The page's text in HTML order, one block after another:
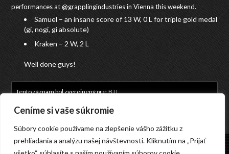
Ceníme si vaše súkromie
Súbory cookie používame na zlepšenie vášho zážitku z
prehliadania a analýzu našej návštevnosti. Kliknutím na „Prijať
performances at @grapplingindustries in Vienna this weekend.
Samuel – an insane score of 13 W, 0 L for triple gold medal
(gi, nogi, gi absolute)
Kraken – 2 W, 2 L
Well done guys!
Tento záznam bol zverejnený pre:BJJ.
© 2023 GENKIKAN Bratislava o.z., Pri strelnici 16649/1, 821 04 Bratislava